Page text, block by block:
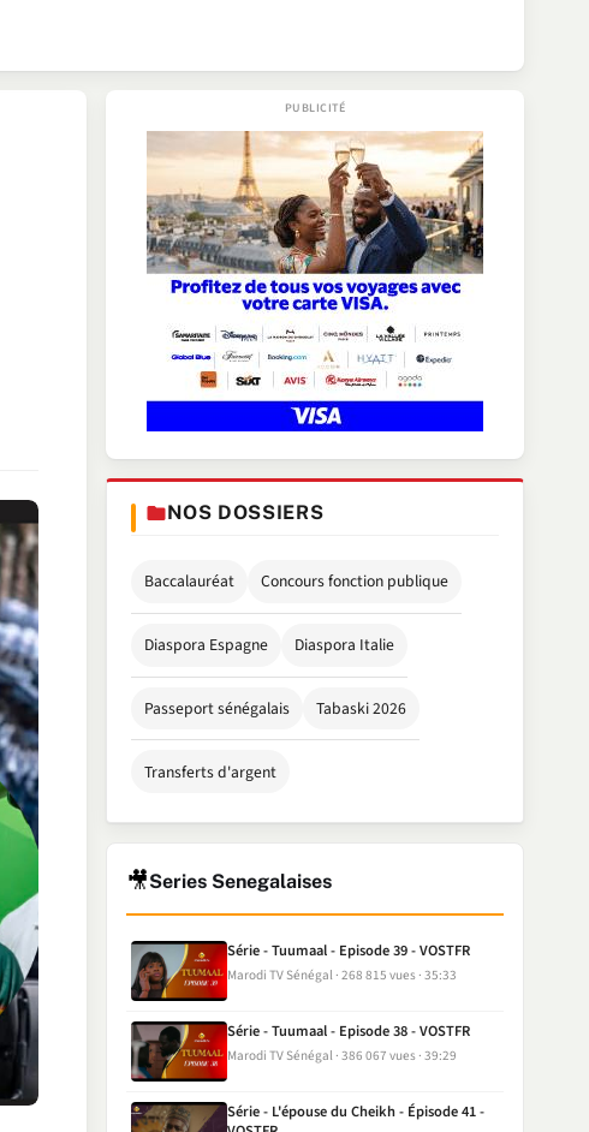
NOS DOSSIERS
Baccalauréat Concours fonction publique
Diaspora Espagne Diaspora Italie
Passeport sénégalais Tabaski 2026
Transferts d'argent
🎥Series Senegalaises
Série - Tuumaal - Episode 39 - VOSTFR
Marodi TV Sénégal 268 815 vues 35:33
Série - Tuumaal - Episode 38 - VOSTFR
Marodi TV Sénégal 386 067 vues 39:29
Série - L'épouse du Cheikh - Épisode 41 -